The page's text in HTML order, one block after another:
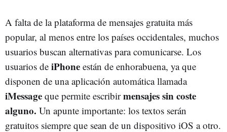
A falta de la plataforma de mensajes gratuita más
popular, al menos entre los países occidentales, muchos
usuarios buscan alternativas para comunicarse. Los
usuarios de iPhone están de enhorabuena, ya que
disponen de una aplicación automática llamada
iMessage que permite escribirmensajes sin coste
alguno. Un apunte importante: los textos serán
gratuitos siempre que sean de un dispositivo iOS a otro.